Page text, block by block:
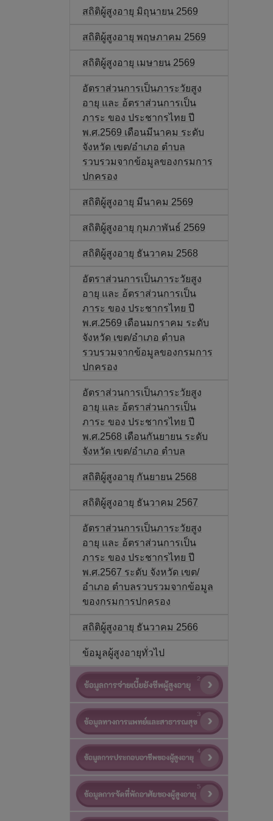
สถิติผู้สูงอายุ มิถุนายน 2569
สถิติผู้สูงอายุ พฤษภาคม 2569
สถิติผู้สูงอายุ เมษายน 2569
อัตราส่วนการเป็นภาระวัยสูง
อายุ และ อ้ตราส่วนการเป็น
ภาระ ของ ประชากรไทย ปี
พ.ศ.2569 เดือนมีนาคม ระดับ
จังหวัด เขต/อำเภอ ตำบล
รวบรวมจากข้อมูลของกรมการ
ปกครอง
สถิติผู้สูงอายุ มีนาคม 2569
สถิติผู้สูงอายุ กุมภาพันธ์ 2569
สถิติผู้สูงอายุ ธันวาคม 2568
อัตราส่วนการเป็นภาระวัยสูง
อายุ และ อ้ตราส่วนการเป็น
ภาระ ของ ประชากรไทย ปี
พ.ศ.2569 เดือนมกราคม ระดับ
จังหวัด เขต/อำเภอ ตำบล
รวบรวมจากข้อมูลของกรมการ
ปกครอง
อัตราส่วนการเป็นภาระวัยสูง
อายุ และ อ้ตราส่วนการเป็น
ภาระ ของ ประชากรไทย ปี
พ.ศ.2568 เดือนกันยายน ระดับ
จังหวัด เขต/อำเภอ ตำบล
สถิติผู้สูงอายุ กันยายน 2568
สถิติผู้สูงอายุ ธันวาคม 2567
อัตราส่วนการเป็นภาระวัยสูง
อายุ และ อ้ตราส่วนการเป็น
ภาระ ของ ประชากรไทย ปี
พ.ศ.2567 ระดับ จังหวัด เขต/
อำเภอ ตำบลรวบรวมจากข้อมูล
ของกรมการปกครอง
สถิติผู้สูงอายุ ธันวาคม 2566
ข้อมูลผู้สูงอายุทั่วไป